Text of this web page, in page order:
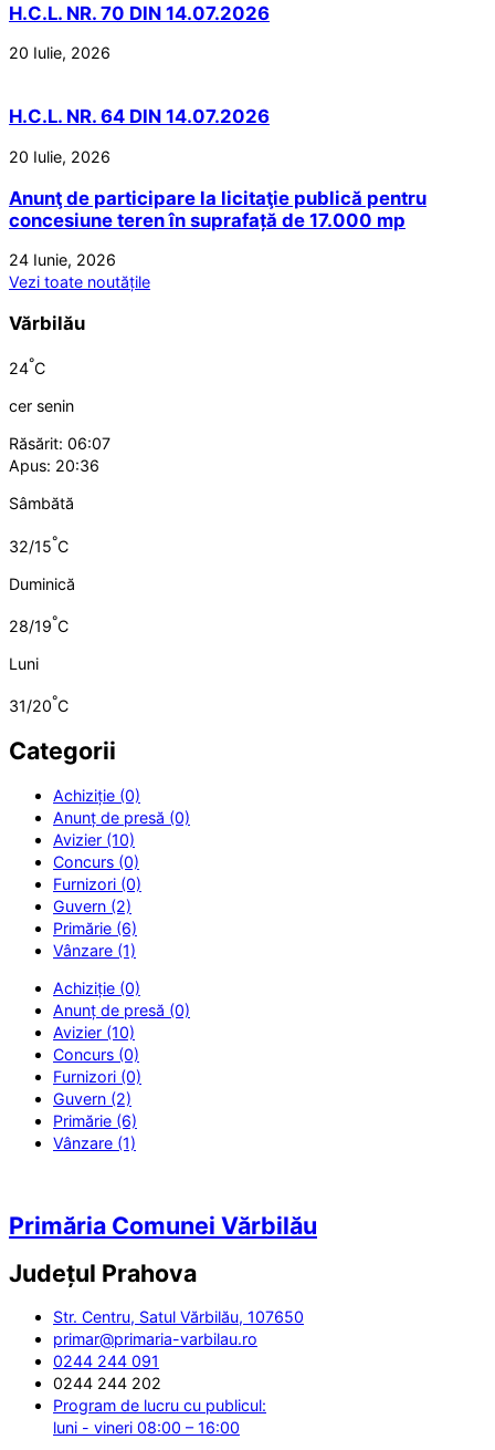
H.C.L. NR. 70 DIN 14.07.2026
20 Iulie, 2026
H.C.L. NR. 64 DIN 14.07.2026
20 Iulie, 2026
Anunţ de participare la licitaţie publică pentru
concesiune teren în suprafață de 17.000 mp
24 Iunie, 2026
Vezi toate noutățile
Vărbilău
24°C
cer senin
Răsărit: 06:07
Apus: 20:36
Sâmbătă
32/15°C
Duminică
28/19°C
Luni
31/20°C
Categorii
Achiziție (0)
Anunț de presă (0)
Avizier (10)
Concurs (0)
Furnizori (0)
Guvern (2)
Primărie (6)
Vânzare (1)
Achiziție (0)
Anunț de presă (0)
Avizier (10)
Concurs (0)
Furnizori (0)
Guvern (2)
Primărie (6)
Vânzare (1)
Primăria Comunei Vărbilău
Județul Prahova
Str. Centru, Satul Vărbilău, 107650
primar@primaria-varbilau.ro
0244 244 091
0244 244 202
Program de lucru cu publicul:
luni - vineri 08:00 – 16:00